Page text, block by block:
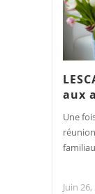
aux
Une
Juin